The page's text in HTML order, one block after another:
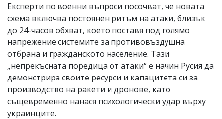
Експерти по военни въпроси посочват, че новата
схема включва постоянен ритъм на атаки, близък
до 24-часов обхват, което поставя под голямо
напрежение системите за противовъздушна
отбрана и гражданското население. Тази
„непрекъсната поредица от атаки“ е начин Русия да
демонстрира своите ресурси и капацитета си за
производство на ракети и дронове, като
същевременно нанася психологически удар върху
украинците.